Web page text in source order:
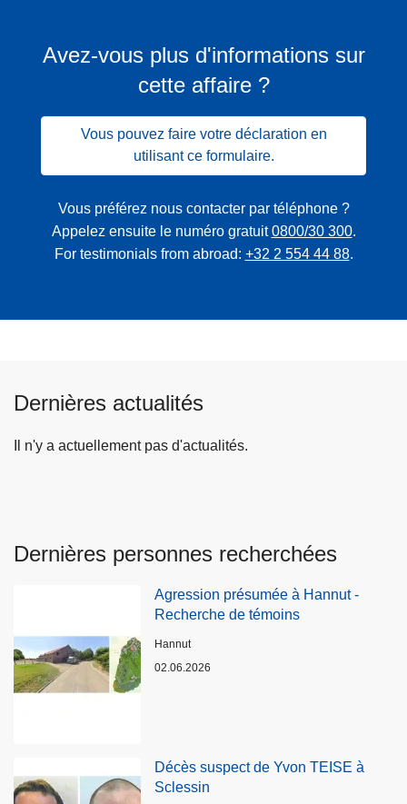
Avez-vous plus d'informations sur
cette affaire ?
Vous pouvez faire votre déclaration en
utilisant ce formulaire.
Vous préférez nous contacter par téléphone ?
Appelez ensuite le numéro gratuit0800/30 300.
For testimonials from abroad: +32 2 554 44 88.
Dernières actualités
Il n'y a actuellement pas d'actualités.
Dernières personnes recherchées
Agression présumée à Hannut -
Recherche de témoins
Lieux
Hannut
02.06.2026
Décès suspect de Yvon TEISE à
Sclessin